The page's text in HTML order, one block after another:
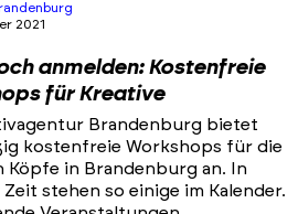
2021
anmelden: Kostenfreie
für Kreative
Brandenburg bietet
kostenfreie Workshops für die
Köpfe in Brandenburg an. In
stehen so einige im Kalender.